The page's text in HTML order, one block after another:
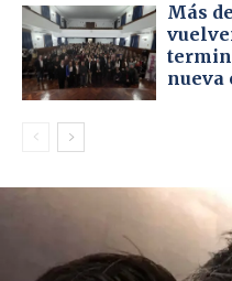
Más
nueva